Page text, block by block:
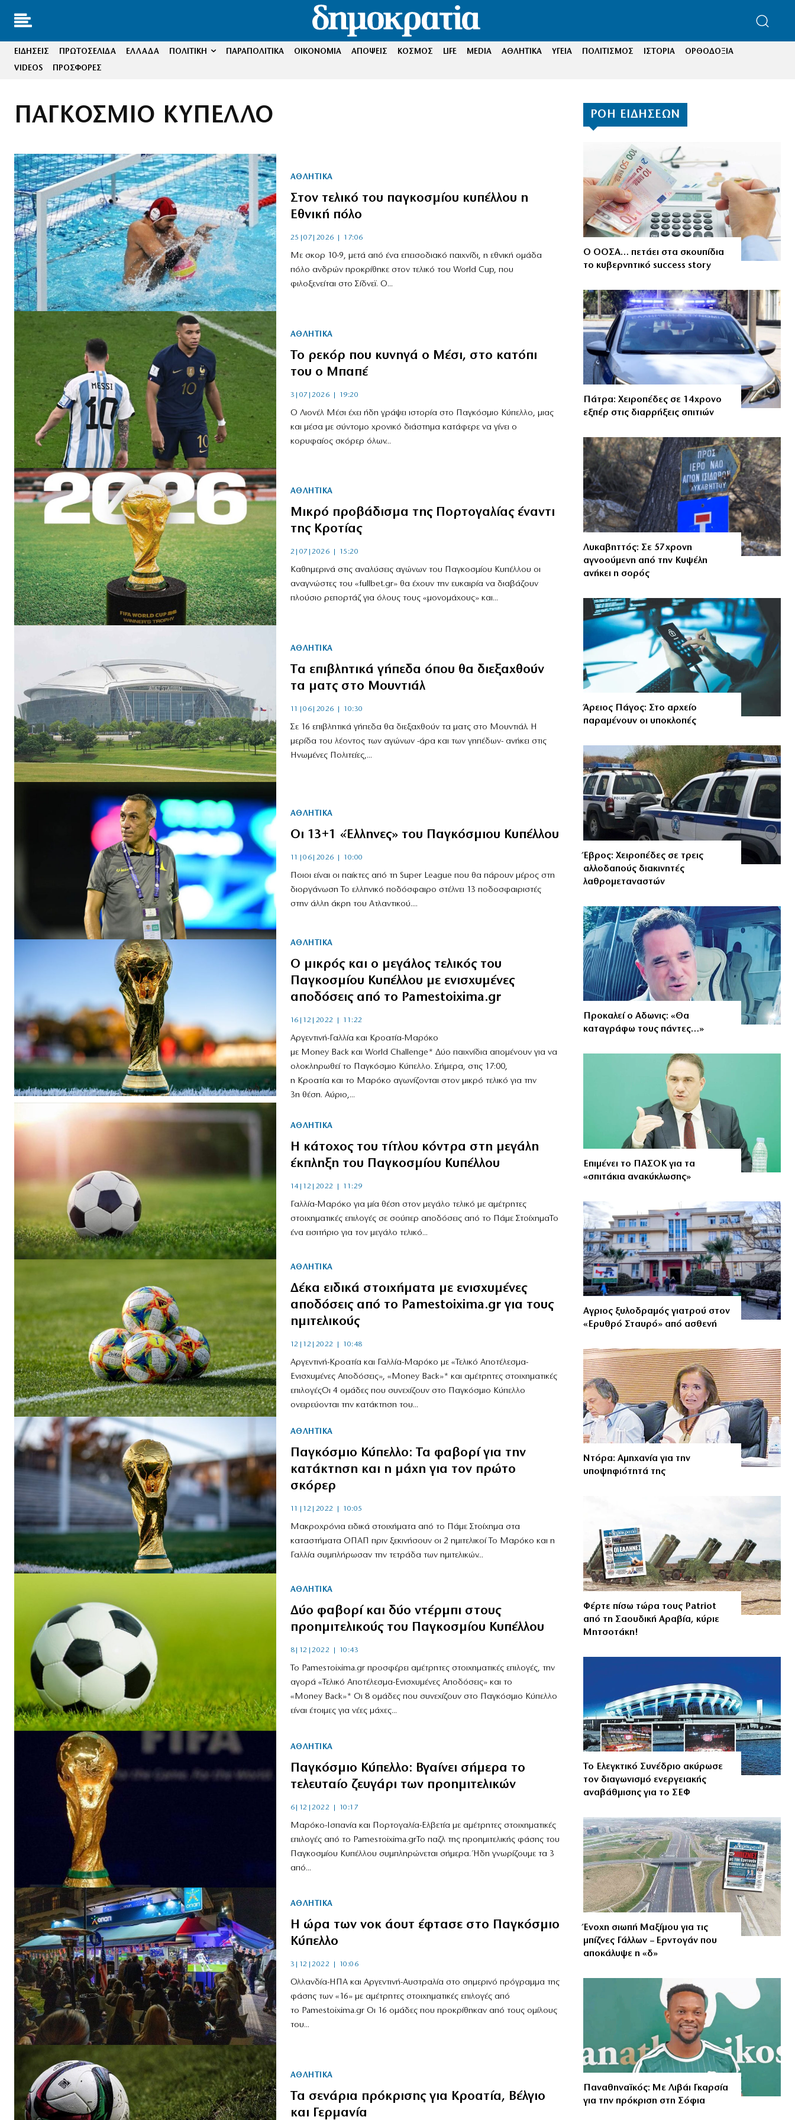
ΕΙΔΗΣΕΙΣ ΠΡΩΤΟΣΕΛΙΔΑ ΕΛΛΑΔΑ ΠΟΛΙΤΙΚΗ ΠΑΡΑΠΟΛΙΤΙΚΑ ΟΙΚΟΝΟΜΙΑ ΑΠΟΨΕΙΣ ΚΟΣΜΟΣ LIFE MEDIA ΑΘΛΗΤΙΚΑ ΥΓΕΙΑ ΠΟΛΙΤΙΣΜΟΣ ΙΣΤΟΡΙΑ
ΟΡΘΟΔΟΞΙΑ
VIDEOS
ΠΡΟΣΦΟΡΕΣ
ΠΑΓΚΟΣΜΙΟ ΚΥΠΕΛΛΟ
ΑΘΛΗΤΙΚΑ
Στον τελικό του παγκοσμίου κυπέλλου η
Εθνική πόλο
25|07|2026 | 17:06
Με σκορ 10-9, μετά από ένα επεισοδιακό παιχνίδι, η εθνική ομάδα
πόλο ανδρών προκρίθηκε στον τελικό του World Cup, που
φιλοξενείται στο Σίδνεϊ. Ο...
ΑΘΛΗΤΙΚΑ
Το ρεκόρ που κυνηγά ο Μέσι, στο κατόπι
του ο Μπαπέ
3|07|2026 | 19:20
Ο Λιονέλ Μέσι έχει ήδη γράψει ιστορία στο Παγκόσμιο Κύπελλο, μιας
και μέσα με σύντομο χρονικό διάστημα κατάφερε να γίνει ο
κορυφαίος σκόρερ όλων...
ΑΘΛΗΤΙΚΑ
Μικρό προβάδισμα της Πορτογαλίας έναντι
της Κροτίας
2|07|2026 | 15:20
Καθημερινά στις αναλύσεις αγώνων του Παγκοσμίου Κυπέλλου οι
αναγνώστες του «fullbet.gr» θα έχουν την ευκαιρία να διαβάζουν
πλούσιο ρεπορτάζ για όλους τους «μονομάχους» και...
ΑΘΛΗΤΙΚΑ
Tα επιβλητικά γήπεδα όπου θα διεξαχθούν
τα ματς στο Μουντιάλ
11|06|2026 | 10:30
Σε 16 επιβλητικά γήπεδα θα διεξαχθούν τα ματς στο Μουντιάλ. Η
μερίδα του λέοντος των αγώνων -άρα και των γηπέδων- ανήκει στις
Ηνωμένες Πολιτείες,...
ΑΘΛΗΤΙΚΑ
Οι 13+1 «Έλληνες» του Παγκόσμιου Κυπέλλου
11|06|2026 | 10:00
Ποιοι είναι οι παίκτες από τη Super League που θα πάρουν μέρος στη
διοργάνωση Το ελληνικό ποδόσφαιρο στέλνει 13 ποδοσφαιριστές
στην άλλη άκρη του Ατλαντικού....
ΑΘΛΗΤΙΚΑ
Ο μικρός και ο μεγάλος τελικός του
Παγκοσμίου Κυπέλλου με ενισχυμένες
αποδόσεις από το Pamestoixima.gr
16|12|2022 | 11:22
Αργεντινή-Γαλλία και Κροατία-Μαρόκο
με Money Back και World Challenge* Δύο παιχνίδια απομένουν για να
ολοκληρωθεί το Παγκόσμιο Κύπελλο. Σήμερα, στις 17:00,
η Κροατία και το Μαρόκο αγωνίζονται στον μικρό τελικό για την
3η θέση. Αύριο,...
ΑΘΛΗΤΙΚΑ
H κάτοχος του τίτλου κόντρα στη μεγάλη
έκπληξη του Παγκοσμίου Κυπέλλου
14|12|2022 | 11:29
Γαλλία-Μαρόκο για μία θέση στον μεγάλο τελικό με αμέτρητες
στοιχηματικές επιλογές σε σούπερ αποδόσεις από το Πάμε ΣτοίχημαΤο
ένα εισιτήριο για τον μεγάλο τελικό...
ΑΘΛΗΤΙΚΑ
Δέκα ειδικά στοιχήματα με ενισχυμένες
αποδόσεις από το Pamestoixima.gr για τους
ημιτελικούς
12|12|2022 | 10:48
Αργεντινή-Κροατία και Γαλλία-Μαρόκο με «Τελικό Αποτέλεσμα-
Ενισχυμένες Αποδόσεις», «Money Back»* και αμέτρητες στοιχηματικές
επιλογέςΟι 4 ομάδες που συνεχίζουν στο Παγκόσμιο Κύπελλο
ονειρεύονται την κατάκτηση του...
ΑΘΛΗΤΙΚΑ
Παγκόσμιο Κύπελλο: Τα φαβορί για την
κατάκτηση και η μάχη για τον πρώτο
σκόρερ
11|12|2022 | 10:05
Μακροχρόνια ειδικά στοιχήματα από το Πάμε Στοίχημα στα
καταστήματα ΟΠΑΠ πριν ξεκινήσουν οι 2 ημιτελικοί Το Μαρόκο και η
Γαλλία συμπλήρωσαν την τετράδα των ημιτελικών...
ΑΘΛΗΤΙΚΑ
Δύο φαβορί και δύο ντέρμπι στους
προημιτελικούς του Παγκοσμίου Κυπέλλου
8|12|2022 | 10:43
Το Pamesτoixima.gr προσφέρει αμέτρητες στοιχηματικές επιλογές, την
αγορά «Τελικό Αποτέλεσμα-Ενισχυμένες Αποδόσεις» και το
«Money Back»* Οι 8 ομάδες που συνεχίζουν στο Παγκόσμιο Κύπελλο
είναι έτοιμες για νέες μάχες...
ΑΘΛΗΤΙΚΑ
Παγκόσμιο Κύπελλο: Βγαίνει σήμερα το
τελευταίο ζευγάρι των προημιτελικών
6|12|2022 | 10:17
Μαρόκο-Ισπανία και Πορτογαλία-Ελβετία με αμέτρητες στοιχηματικές
επιλογές από το Pamesτoixima.grΤο παζλ της προημιτελικής φάσης του
Παγκοσμίου Κυπέλλου συμπληρώνεται σήμερα. Ήδη γνωρίζουμε τα 3
από...
ΑΘΛΗΤΙΚΑ
Η ώρα των νοκ άουτ έφτασε στο Παγκόσμιο
Κύπελλο
3|12|2022 | 10:06
Ολλανδία-ΗΠΑ και Αργεντινή-Αυστραλία στο σημερινό πρόγραμμα της
φάσης των «16» με αμέτρητες στοιχηματικές επιλογές από
το Pamestoixima.gr Οι 16 ομάδες που προκρίθηκαν από τους ομίλους
του...
ΑΘΛΗΤΙΚΑ
Τα σενάρια πρόκρισης για Κροατία, Βέλγιο
και Γερμανία
ΡΟΗ ΕΙΔΗΣΕΩΝ
Ο ΟΟΣΑ… πετάει στα σκουπίδια
το κυβερνητικό success story
Πάτρα: Χειροπέδες σε 14χρονο
εξπέρ στις διαρρήξεις σπιτιών
Λυκαβηττός: Σε 57χρονη
αγνοούμενη από την Κυψέλη
ανήκει η σορός
Άρειος Πάγος: Στο αρχείο
παραμένουν οι υποκλοπές
Έβρος: Χειροπέδες σε τρεις
αλλοδαπούς διακινητές
λαθρομεταναστών
Προκαλεί ο Αδωνις: «Θα
καταγράφω τους πάντες…»
Επιμένει το ΠΑΣΟΚ για τα
«σπιτάκια ανακύκλωσης»
Αγριος ξυλοδραμός γιατρού στον
«Ερυθρό Σταυρό» από ασθενή
Ντόρα: Αμηχανία για την
υποψηφιότητά της
Φέρτε πίσω τώρα τους Patriot
από τη Σαουδική Αραβία, κύριε
Μητσοτάκη!
Το Ελεγκτικό Συνέδριο ακύρωσε
τον διαγωνισμό ενεργειακής
αναβάθμισης για το ΣΕΦ
Ένοχη σιωπή Μαξίμου για τις
μπίζνες Γάλλων – Ερντογάν που
αποκάλυψε η «δ»
Παναθηναϊκός: Με Λιβάι Γκαρσία
για την πρόκριση στη Σόφια